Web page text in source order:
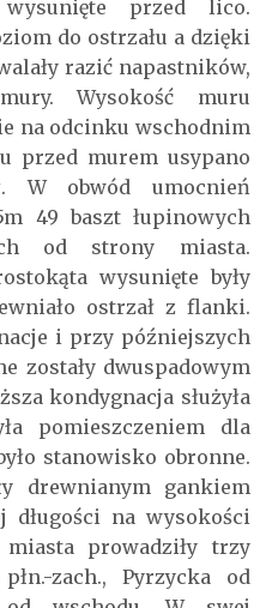
przed lico.
do ostrzału a dzięki
razić napastników,
Wysokość muru
na odcinku wschodnim
przed murem usypano
W obwód umocnień
49 baszt łupinowych
od strony miasta.
wysunięte były
ostrzał z flanki.
i przy późniejszych
zostały dwuspadowym
kondygnacja służyła
pomieszczeniem dla
stanowisko obronne.
drewnianym gankiem
długości na wysokości
prowadziły trzy
zach., Pyrzycka od